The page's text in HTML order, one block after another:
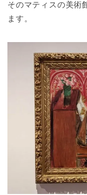
そのマティスの美術
ます。